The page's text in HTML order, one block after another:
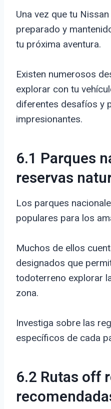
Una vez que tu
preparado y
tu próxima aventura.
Existen numerosos
explorar con tu
diferentes desafíos y
impresionantes.
6.1 Parques
reservas
Los parques
populares para los
Muchos de ellos
designados que
todoterreno explorar
zona.
Investiga sobre las
específicos de cada
6.2 Rutas off